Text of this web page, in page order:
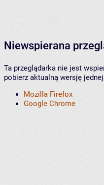
Niewspierana
Ta przeglądarka nie jest
pobierz aktualną wersję
Mozilla Firefox
Google Chrome